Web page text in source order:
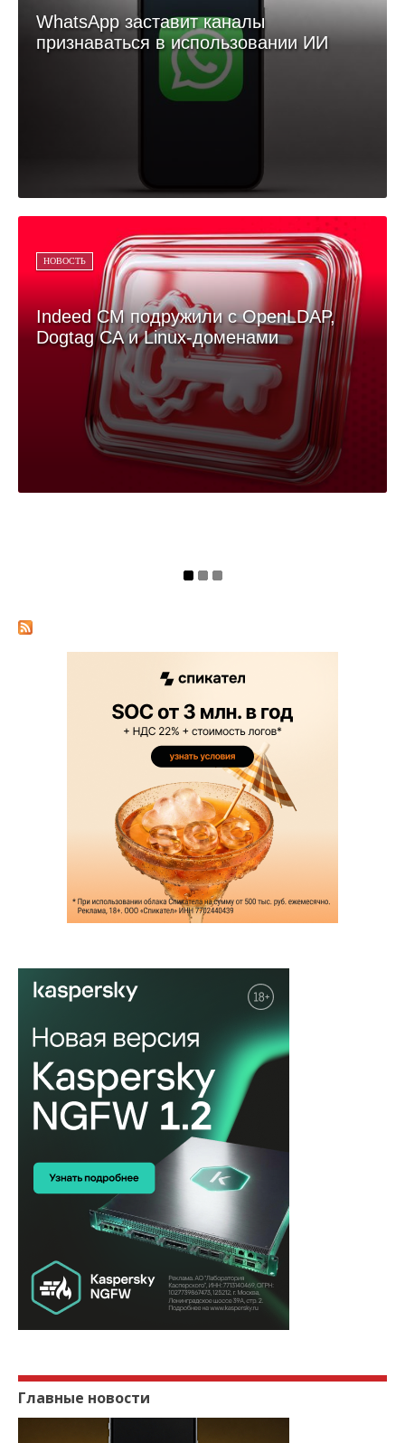
WhatsApp заставит каналы
признаваться в использовании ИИ
НОВОСТЬ
Indeed CM подружили с OpenLDAP,
Dogtag CA и Linux-доменами
Главные новости